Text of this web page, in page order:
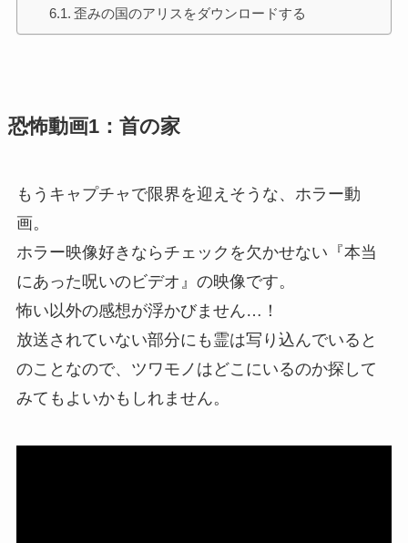
歪みの国のアリスをダウンロードする
恐怖動画1：首の家
もうキャプチャで限界を迎えそうな、ホラー動
画。
ホラー映像好きならチェックを欠かせない『本当
にあった呪いのビデオ』の映像です。
怖い以外の感想が浮かびません…！
放送されていない部分にも霊は写り込んでいると
のことなので、ツワモノはどこにいるのか探して
みてもよいかもしれません。